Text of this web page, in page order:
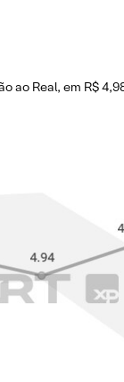
ao Real, em R$